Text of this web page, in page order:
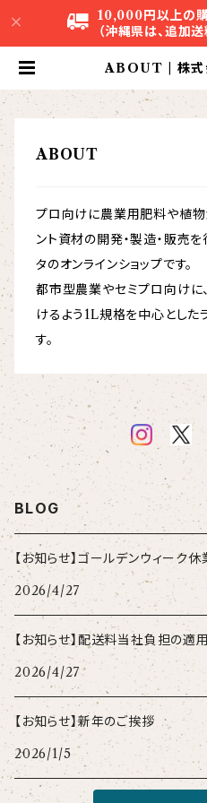
10,000円以上の
（沖縄県は、追加
ABOUT | 株式
ABOUT
プロ向けに農業用肥料や植物
ント資材の開発・製造・販売
タのオンラインショップです。
都市型農業やセミプロ向けに
けるよう1L規格を中心とした
す。
BLOG
【お知らせ】ゴールデンウィーク
2026/4/27
【お知らせ】配送料当社負担の適
2026/4/27
【お知らせ】新年のご挨拶
2026/1/5